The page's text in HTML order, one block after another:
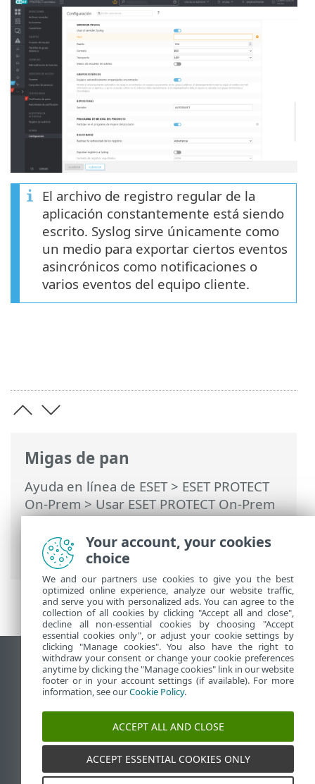
Migas de pan
Ayuda en línea de ESET> ESET PROTECT
On-Prem>Usar ESET PROTECT On-Prem
>ESET PROTECT On-Prem Menú principal
Más> Exportar registros a Syslog>
Servidor Syslog
El archivo de registro regular de la
aplicación constantemente está siendo
escrito. Syslog sirve únicamente como
un medio para exportar ciertos eventos
asincrónicos como notificaciones o
varios eventos del equipo cliente.
Ver sitio del escritorio
End of Life
Base de conocimiento de ESET
Foro de ESET
ESET Status Portal
Soporte regional
Your account, your cookies
choice
We and our partners use cookies to give you the best
optimized online experience, analyze our website traffic,
and serve you with personalized ads. You can agree to the
collection of all cookies by clicking "Accept all and close",
decline all non-essential cookies by choosing "Accept
essential cookies only", or adjust your cookie settings by
clicking "Manage cookies". You also have the right to
withdraw your consent or change your cookie preferences
anytime by clicking the "Manage cookies" link in our website
footer or in your account settings (if available). For more
information, see ourCookie Policy.
ACCEPT ALL AND CLOSE
ACCEPT ESSENTIAL COOKIES ONLY